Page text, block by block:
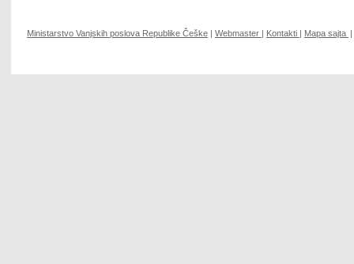
Ministarstvo Vanjskih poslova Republike Češke | Webmaster | Kontakti | Mapa sajta |